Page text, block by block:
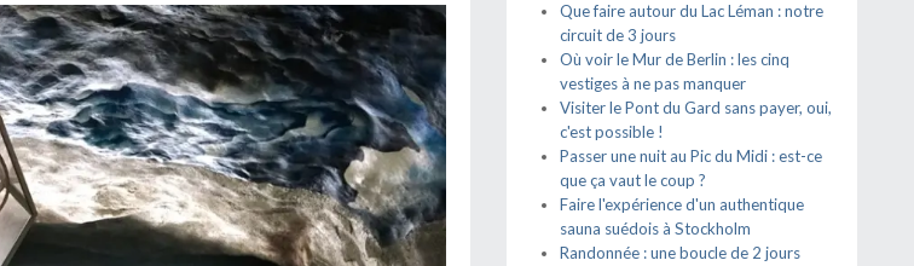
Que faire autour du Lac Léman : notre
circuit de 3 jours
Où voir le Mur de Berlin : les cinq
vestiges à ne pas manquer
Visiter le Pont du Gard sans payer, oui,
c'est possible !
Passer une nuit au Pic du Midi : est-ce
que ça vaut le coup ?
Faire l'expérience d'un authentique
sauna suédois à Stockholm
Randonnée : une boucle de 2 jours